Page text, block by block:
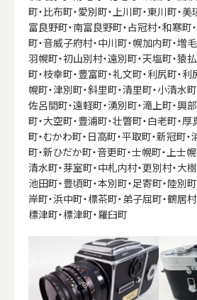
町・比布町・愛別町・上川町・東川町・
富良野町・南富良野町・占冠村・和寒町
町・音威子府村・中川町・幌加内町・増
羽幌町・初山別村・遠別町・天塩町・猿
町・枝幸町・豊富町・礼文町・利尻町・
幌町・津別町・斜里町・清里町・小清水
佐呂間町・遠軽町・湧別町・滝上町・興
町・大空町・豊浦町・壮瞥町・白老町・
町・むかわ町・日高町・平取町・新冠町・
町・新ひだか町・音更町・士幌町・上士幌
清水町・芽室町・中札内村・更別村・大
池田町・豊頃町・本別町・足寄町・陸別
岸町・浜中町・標茶町・弟子屈町・鶴居
標津町・標津町・羅臼町